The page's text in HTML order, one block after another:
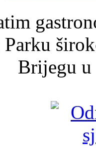
Parku
Brijegu u